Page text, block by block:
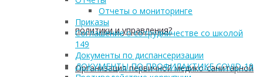
политики и управления?
Организация первичной медико-санитарной
Отчеты о мониторинге
Приказы
Соглашение о сотрудничестве со школой
149
Документы по диспансеризации
ДОКУМЕНТЫ ПО ПРОФИЛАКТИКЕ COVID-19